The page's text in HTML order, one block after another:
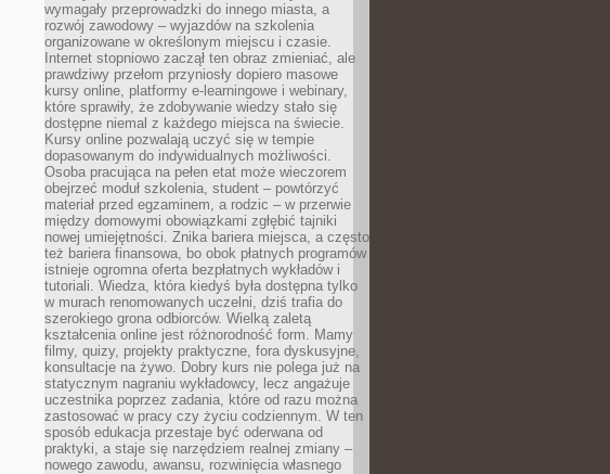
wymagały przeprowadzki do innego miasta, a
rozwój zawodowy – wyjazdów na szkolenia
organizowane w określonym miejscu i czasie.
Internet stopniowo zaczął ten obraz zmieniać, ale
prawdziwy przełom przyniosły dopiero masowe
kursy online, platformy e-learningowe i webinary,
które sprawiły, że zdobywanie wiedzy stało się
dostępne niemal z każdego miejsca na świecie.
Kursy online pozwalają uczyć się w tempie
dopasowanym do indywidualnych możliwości.
Osoba pracująca na pełen etat może wieczorem
obejrzeć moduł szkolenia, student – powtórzyć
materiał przed egzaminem, a rodzic – w przerwie
między domowymi obowiązkami zgłębić tajniki
nowej umiejętności. Znika bariera miejsca, a często
też bariera finansowa, bo obok płatnych programów
istnieje ogromna oferta bezpłatnych wykładów i
tutoriali. Wiedza, która kiedyś była dostępna tylko
w murach renomowanych uczelni, dziś trafia do
szerokiego grona odbiorców. Wielką zaletą
kształcenia online jest różnorodność form. Mamy
filmy, quizy, projekty praktyczne, fora dyskusyjne,
konsultacje na żywo. Dobry kurs nie polega już na
statycznym nagraniu wykładowcy, lecz angażuje
uczestnika poprzez zadania, które od razu można
zastosować w pracy czy życiu codziennym. W ten
sposób edukacja przestaje być oderwana od
praktyki, a staje się narzędziem realnej zmiany –
nowego zawodu, awansu, rozwinięcia własnego